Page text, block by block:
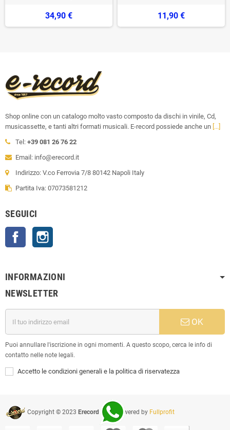
34,90 € 11,90 €
Shop online con un catalogo molto vasto composto da dischi in vinile, Cd,
musicassette, e tanti altri formati musicali. E-record possiede anche un [...]
Tel: +39 081 26 76 22
Email: info@erecord.it
Indirizzo: V.co Ferrovia 7/8 80142 Napoli Italy
Partita Iva: 07073581212
SEGUICI
Facebook
INFORMAZIONI
NEWSLETTER
OK
Puoi annullare l'iscrizione in ogni momenti. A questo scopo, cerca le info di
contatto nelle note legali.
Accetto le condizioni generali e la politica di riservatezza
Copyright © 2023 Erecord Srl| Powered by Fullprofit